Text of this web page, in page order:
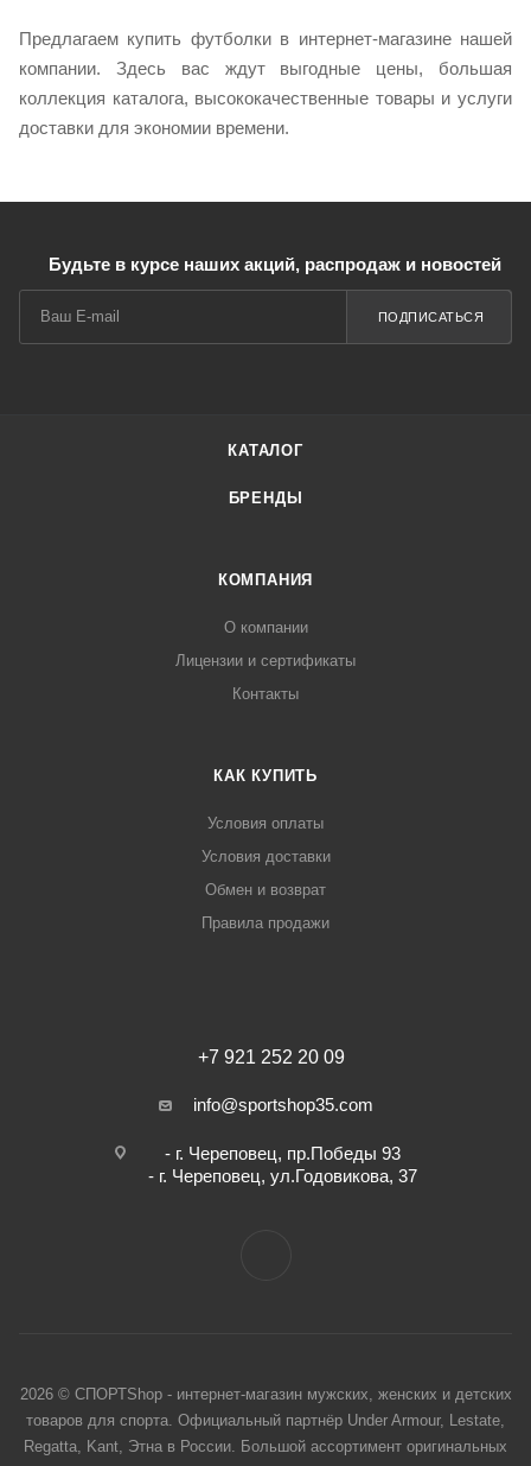
Предлагаем купить футболки в интернет-магазине нашей
компании. Здесь вас ждут выгодные цены, большая
коллекция каталога, высококачественные товары и услуги
доставки для экономии времени.
Будьте в курсе наших акций, распродаж и новостей
ПОДПИСАТЬСЯ
КАТАЛОГ
БРЕНДЫ
КОМПАНИЯ
О компании
Лицензии и сертификаты
Контакты
КАК КУПИТЬ
Условия оплаты
Условия доставки
Обмен и возврат
Правила продажи
+7 921 252 20 09
info@sportshop35.com
- г. Череповец, пр.Победы 93
- г. Череповец, ул.Годовикова, 37
2026 © СПОРТShop - интернет-магазин мужских, женских и детских
товаров для спорта. Официальный партнёр Under Armour, Lestate,
Regatta, Kant, Этна в России. Большой ассортимент оригинальных